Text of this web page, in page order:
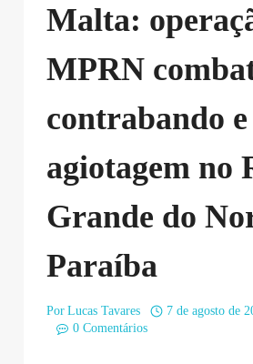
Malta:
MPRN
contrabando e
agiotagem no
Grande do
Paraíba
Por Lucas Tavares
7 de agosto de
0 Comentários